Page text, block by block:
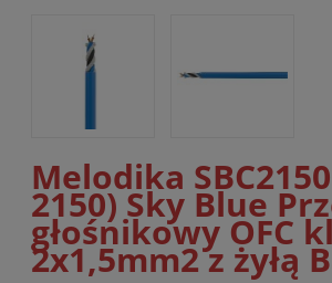
Melodika
2150) Sky Blue
głośnikowy OFC
2x1,5mm2 z żyłą